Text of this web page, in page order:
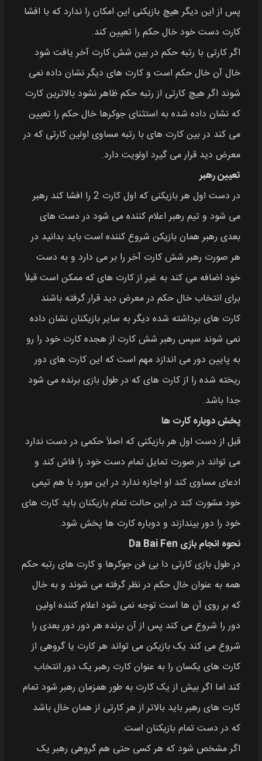
پس از این دیگر هیچ بازیکنی این امکان را ندارد که با افشا
کارت دست خود خال حکم را تعیین کند.
اگر کارتی با رتبه حکم در بین شش کارت آخر یافت شود
خال آن خال حکم است و کارت‌ های دیگر نشان داده نمی‌
شوند اگر هیچ کارتی از رتبه حکم ظاهر نشود بالاترین کارت
که نشان داده شده به استثنای جوکرها خال حکم را تعیین
می‌ کند در بین کارت‌ های با رتبه مساوی اولین کارتی که در
معرض دید قرار می‌ گیرد اولویت دارد.
تعیین رهبر
در دست اول هر بازیکنی که اول کارت 2 را افشا کند رهبر
می‌ شود و تیم رهبر اعلام کننده می‌ شود در دست های
بعدی رهبر همان بازیکن شروع کننده است باید بدانید در
هر صورت رهبر شش کارت آخر را بر می دارد و به دست
خود اضافه می کند به غیر از کارت‌ های که ممکن است قبلاً
برای انتخاب خال حکم در معرض دید قرار گرفته باشند
کارت‌ های برداشته شده دیگر به سایر بازیکنان نشان داده
نمی‌ شوند سپس رهبر شش کارت از هجده کارت خود را رو
به پایین دور می‌ اندازد مهم است که این کارت‌ های دور
ریخته شده را از کارت‌ های که در طول بازی برنده می‌ شود
جدا باشد.
پخش دوباره کارت‌ ها
قبل از دست اول هر بازیکنی که اصلاً حکمی در دست ندارد
می‌ تواند در صورت تمایل تمام دست خود را فاش کند و
ادعای مساوی کند او اجازه ندارد در این مورد با هم‌ تیمی
خود مشورت کند در این حالت تمام بازیکنان باید کارت‌ های
خود را دور بیندازند و دوباره کارت‌ ها پخش شود.
نحوه انجام بازی Da Bai Fen
در طول بازی کارتی دا بی فن جوکرها و کارت‌ های رتبه حکم
همه به عنوان خال حکم در نظر گرفته می‌ شوند و به خال
که بر روی آن‌ ها است توجه نمی‌ شود اعلام کننده اولین
دور را شروع می‌ کند پس از آن برنده هر دور دور بعدی را
شروع می‌ کند یک بازیکن می‌ تواند هر کارت یا گروهی از
کارت‌ های یکسان را به عنوان کارت رهبر یک دور انتخاب
کند اما اگر بیش از یک کارت به طور همزمان رهبر شود تمام
کارت‌ های رهبر باید بالاتر از هر کارتی از همان خال باشد
که در دست تمام بازیکنان است.
‌اگر مشخص شود که هر کسی حتی هم‌ گروهی رهبر یک